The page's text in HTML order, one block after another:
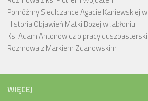
Pomóżmy Siedlczance Agacie Kaniewskiej
Historia Objawień Matki Bożej w Jabłoniu
Ks. Adam Antonowicz o pracy
Rozmowa z Markiem Zdanowskim
WIĘCEJ